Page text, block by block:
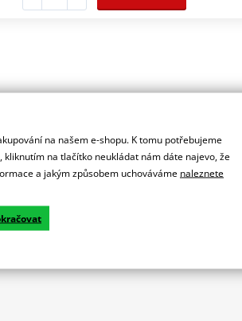
spojka je součástí balení.
na našem e-shopu. K tomu potřebujeme
na tlačítko neukládat nám dáte najevo, že
a jakým způsobem uchováváme naleznete